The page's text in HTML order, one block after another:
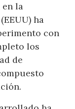
la
ha
con
los
de